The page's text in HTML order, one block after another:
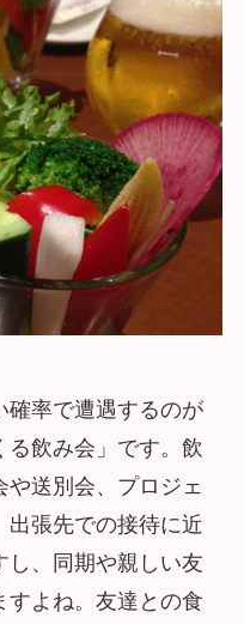
確率で遭遇するのが
る飲み会」です。飲
送別会、プロジェ
出張先での接待に近
し、同期や親しい友
すよね。友達との食